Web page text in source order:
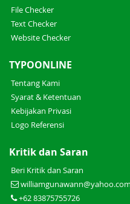
File Checker
Text Checker
Website Checker
TYPOONLINE
Tentang Kami
Syarat & Ketentuan
Kebijakan Privasi
Logo Referensi
Kritik dan Saran
Beri Kritik dan Saran
williamgunawann@yahoo.com
+62 83875755726